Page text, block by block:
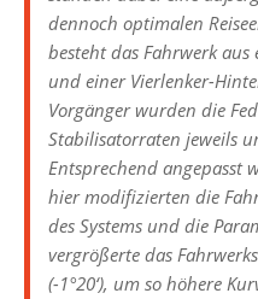
dennoch optimalen
besteht das Fahrwerk aus
und einer Vierlenker-
Vorgänger wurden die
Stabilisatorraten jeweils
Entsprechend angepasst
hier modifizierten die
des Systems und die
vergrößerte das
(-1°20‘), um so höhere